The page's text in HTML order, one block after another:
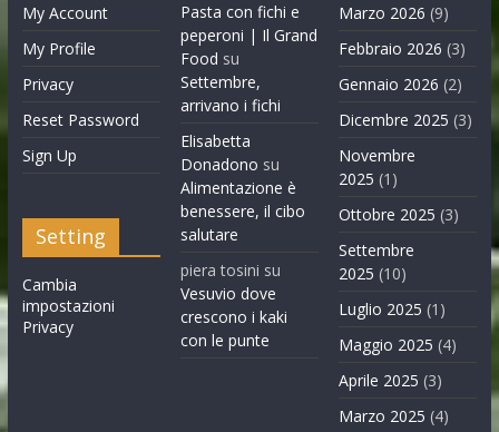
My Account
My Profile
Privacy
Reset Password
Sign Up
Setting
Cambia
impostazioni
Privacy
Pasta con fichi e
peperoni | Il Grand
Food su
Settembre,
arrivano i fichi
Elisabetta
Donadono su
Alimentazione è
benessere, il cibo
salutare
piera tosini su
Vesuvio dove
crescono i kaki
con le punte
Marzo 2026 (9)
Febbraio 2026 (3)
Gennaio 2026 (2)
Dicembre 2025 (3)
Novembre
2025 (1)
Ottobre 2025 (3)
Settembre
2025 (10)
Luglio 2025 (1)
Maggio 2025 (4)
Aprile 2025 (3)
Marzo 2025 (4)